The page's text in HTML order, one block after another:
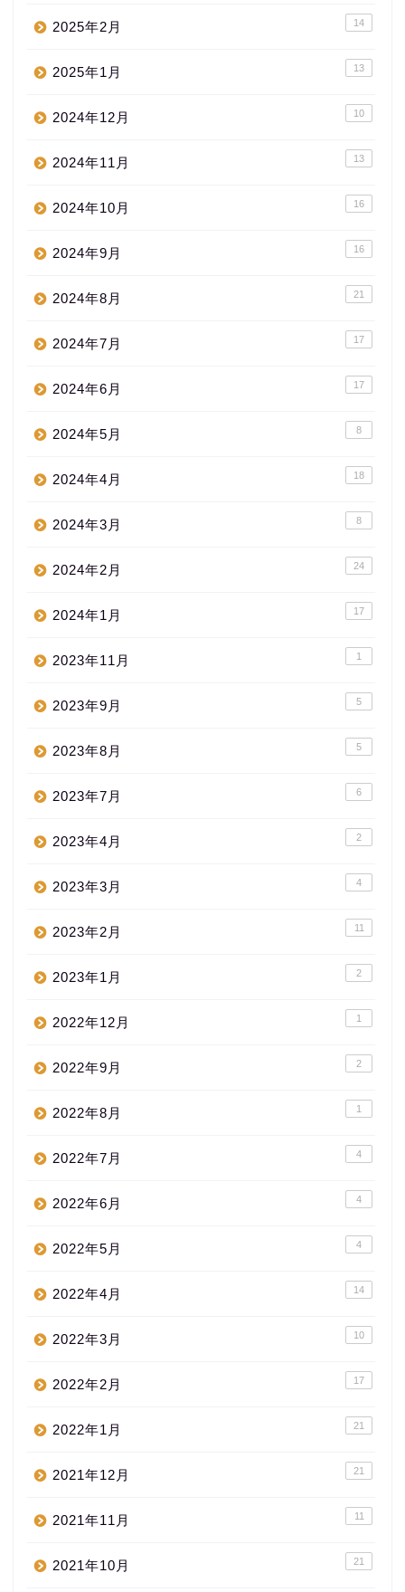
2025年2月 14
2025年1月 13
2024年12月 10
2024年11月 13
2024年10月 16
2024年9月 16
2024年8月 21
2024年7月 17
2024年6月 17
2024年5月 8
2024年4月 18
2024年3月 8
2024年2月 24
2024年1月 17
2023年11月 1
2023年9月 5
2023年8月 5
2023年7月 6
2023年4月 2
2023年3月 4
2023年2月 11
2023年1月 2
2022年12月 1
2022年9月 2
2022年8月 1
2022年7月 4
2022年6月 4
2022年5月 4
2022年4月 14
2022年3月 10
2022年2月 17
2022年1月 21
2021年12月 21
2021年11月 11
2021年10月 21